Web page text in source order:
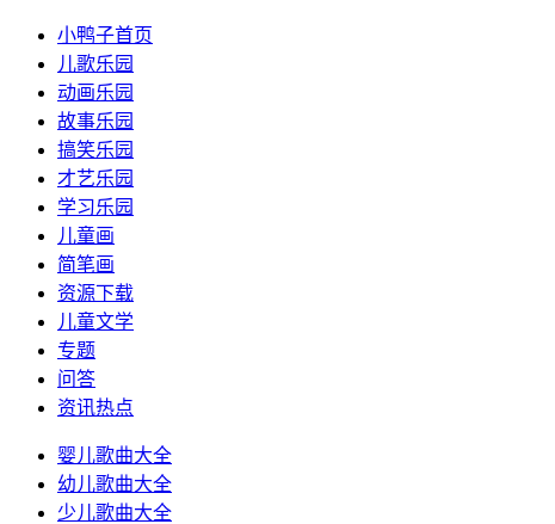
小鸭子首页
儿歌乐园
动画乐园
故事乐园
搞笑乐园
才艺乐园
学习乐园
儿童画
简笔画
资源下载
儿童文学
专题
问答
资讯热点
婴儿歌曲大全
幼儿歌曲大全
少儿歌曲大全